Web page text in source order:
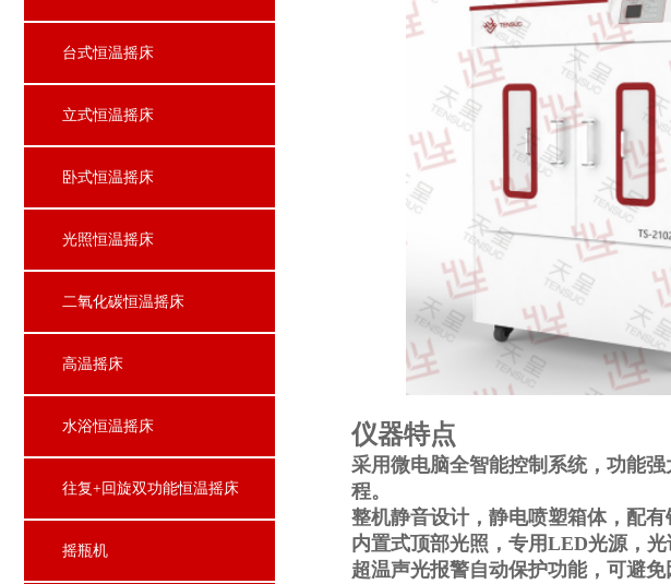
台式恒温摇床
立式恒温摇床
卧式恒温摇床
光照恒温摇床
二氧化碳恒温摇床
高温摇床
水浴恒温摇床
往复+回旋双功能恒温摇床
摇瓶机
仪器特点
采用微电脑全智能控制系统，功能
程。
整机静音设计，静电喷塑箱体，配
内置式顶部光照，专用LED光源，光
超温声光报警自动保护功能，可避免